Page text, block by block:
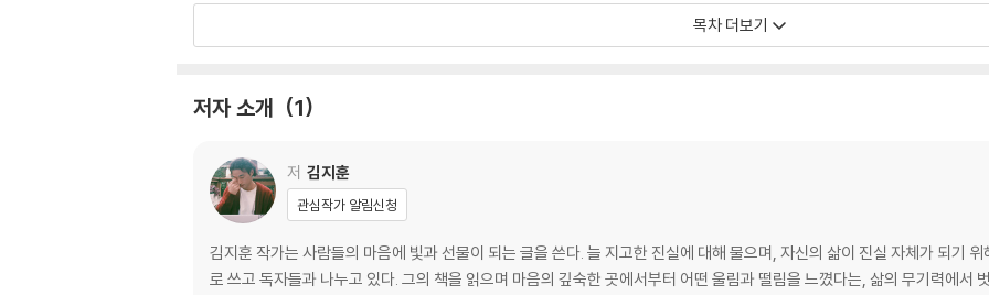
인내심
기쁨의 통로
선한 주제
힘든 순간일수록
내면의 아름다움
사랑의 뜻
연민과 용서
목차 더보기
저자 소개 1
저 김지훈
관심작가 알림신청
김지훈 작가는 사람들의 마음에 빛과 선물이 되는 글을 쓴다. 늘 지고한 진실에 대해 물으며, 자신의 삶이 진실 자체가 되기
로 쓰고 독자들과 나누고 있다. 그의 책을 읽으며 마음의 깊숙한 곳에서부터 어떤 울림과 떨림을 느꼈다는, 삶의 무기력에서